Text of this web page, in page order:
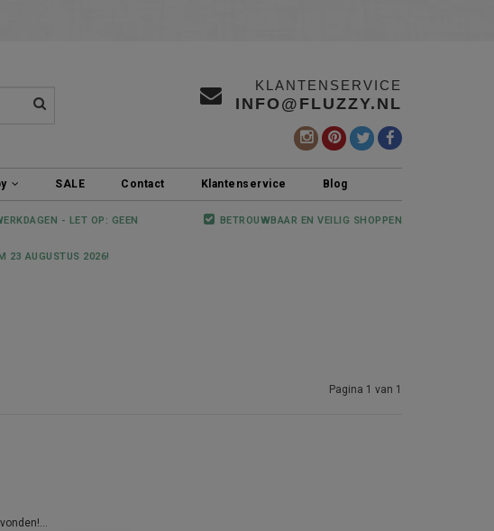
KLANTENSERVICE
INFO@FLUZZY.NL
SALE Contact Klantenservice Blog
- LET OP: GEEN
23 AUGUSTUS 2026!
BETROUWBAAR EN VEILIG SHOPPEN
Pagina 1 van 1